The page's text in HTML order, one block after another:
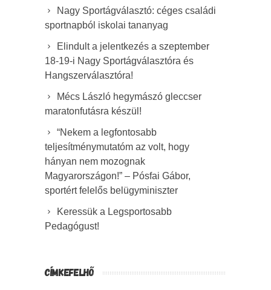
Nagy Sportágválasztó: céges családi
sportnapból iskolai tananyag
Elindult a jelentkezés a szeptember
18-19-i Nagy Sportágválasztóra és
Hangszerválasztóra!
Mécs László hegymászó gleccser
maratonfutásra készül!
“Nekem a legfontosabb
teljesítménymutatóm az volt, hogy
hányan nem mozognak
Magyarországon!” – Pósfai Gábor,
sportért felelős belügyminiszter
Keressük a Legsportosabb
Pedagógust!
CÍMKEFELHŐ